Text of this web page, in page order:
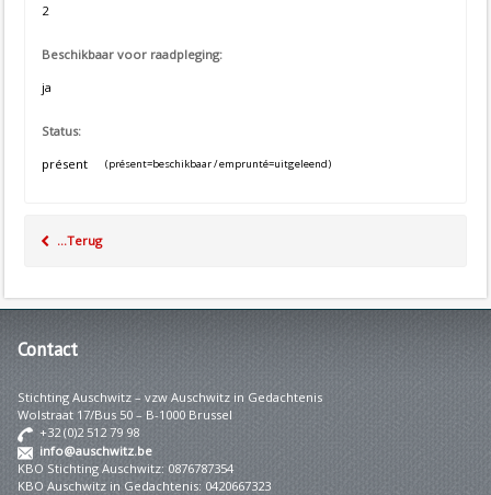
2
Beschikbaar voor raadpleging:
ja
Status:
présent
(présent=beschikbaar / emprunté=uitgeleend)
...Terug
Contact
Stichting Auschwitz – vzw Auschwitz in Gedachtenis
Wolstraat 17/Bus 50 – B-1000 Brussel
+32 (0)2 512 79 98
info@auschwitz.be
KBO Stichting Auschwitz: 0876787354
KBO Auschwitz in Gedachtenis: 0420667323